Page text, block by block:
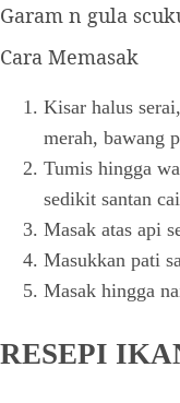
Garam n gula
Cara Memasak
Kisar halus
merah, bawang
Tumis hingga
sedikit santan
Masak atas api
Masukkan pati
Masak hingga
RESEPI